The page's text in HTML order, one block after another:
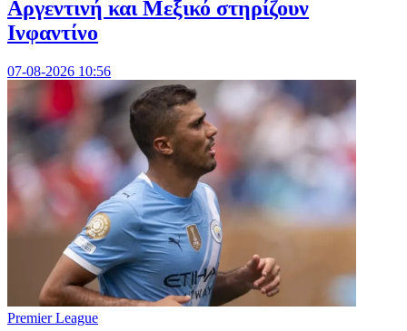
Αργεντινή και Μεξικό στηρίζουν
Ινφαντίνο
07-08-2026 10:56
Premier League